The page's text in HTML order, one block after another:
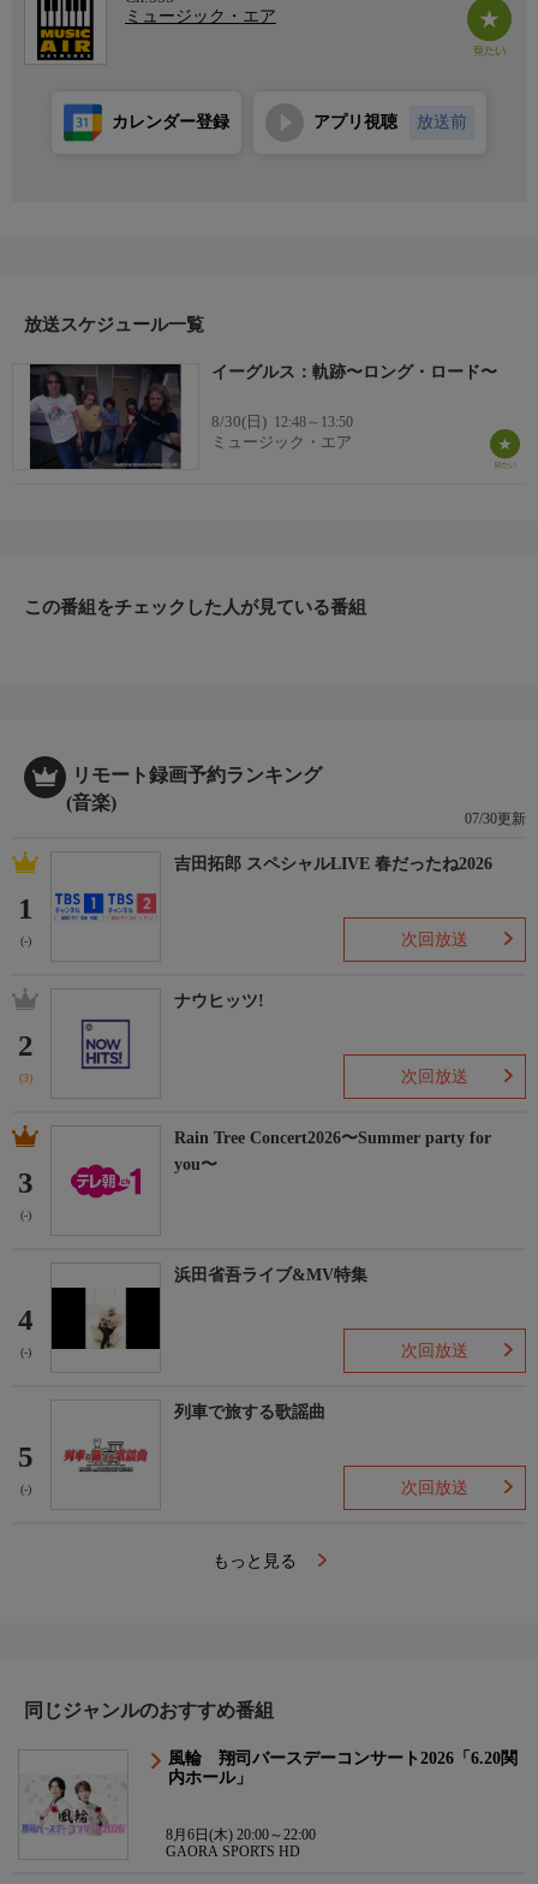
ミュージック・エア
カレンダー登録 アプリ視聴 放送前
放送スケジュール一覧
イーグルス：軌跡〜ロング・ロード〜
8/30(日) 12:48～13:50
ミュージック・エア
この番組をチェックした人が見ている番組
リモート録画予約ランキング
(音楽)
07/30更新
1
(-)
吉田拓郎 スペシャルLIVE 春だったね2026
次回放送
2
(3)
ナウヒッツ!
次回放送
3
(-)
Rain Tree Concert2026〜Summer party for
you〜
4
(-)
浜田省吾ライブ&MV特集
次回放送
5
(-)
列車で旅する歌謡曲
次回放送
もっと見る
同じジャンルのおすすめ番組
風輪 翔司バースデーコンサート2026「6.20関
内ホール」
8月6日(木) 20:00～22:00
GAORA SPORTS HD